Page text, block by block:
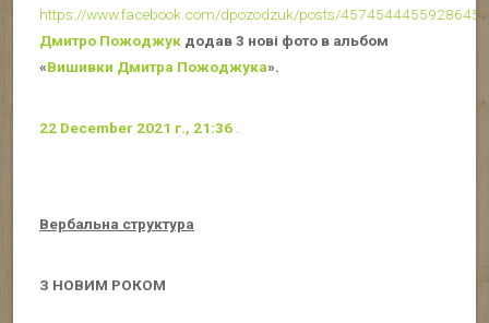
https://www.facebook.com/dpozodzuk/posts/4574544455928645 .
Дмитро Пожоджук додав 3 нові фото в альбом
«Вишивки Дмитра Пожоджука».
22 December 2021 г., 21:36
Вербальна структура
З НОВИМ РОКОМ